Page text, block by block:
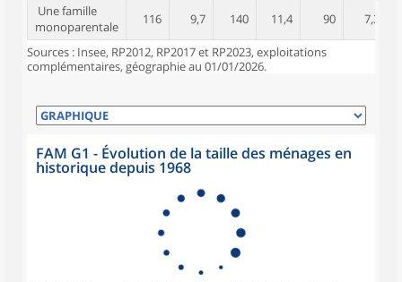
Une famille
monoparentale
116 9,7 140 11,4 90 7,3
Sources : Insee, RP2012, RP2017 et RP2023, exploitations
complémentaires, géographie au 01/01/2026.
FAM G1 - Évolution de la taille des ménages en
historique depuis 1968